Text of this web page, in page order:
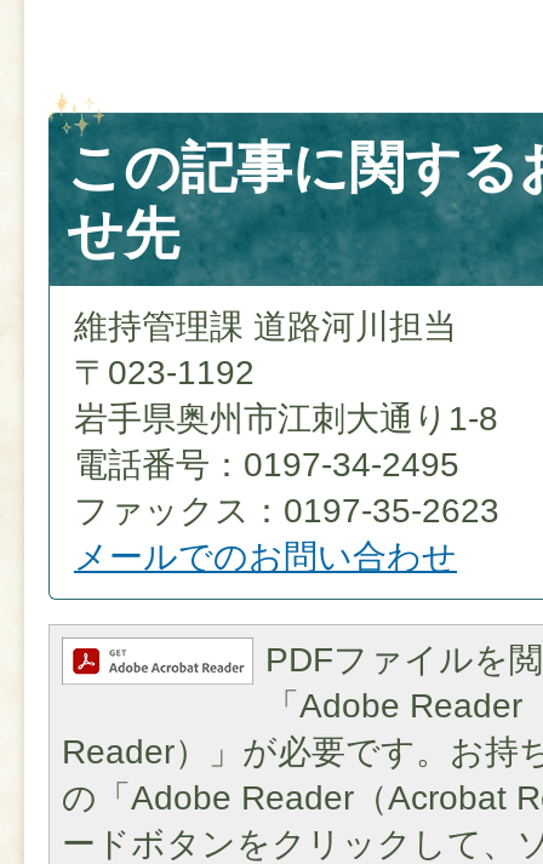
この記事に関する
せ先
維持管理課 道路河川担当
〒023-1192
岩手県奥州市江刺大通り1-8
電話番号：0197-34-2495
ファックス：0197-35-2623
メールでのお問い合わせ
PDFファイルを
「Adobe Reader
Reader）」が必要です。お持
の「Adobe Reader（Acrobat
ードボタンをクリックして、